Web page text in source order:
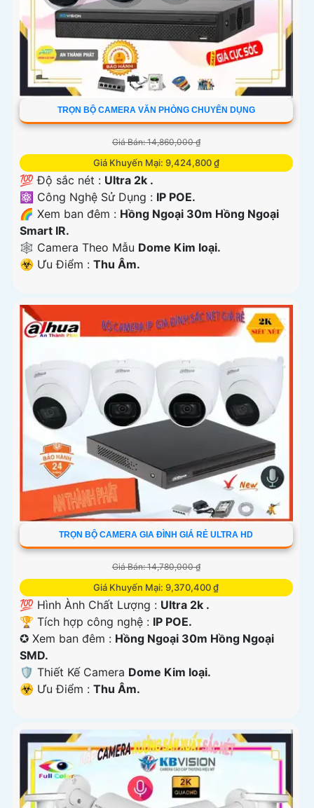
TRỌN BỘ CAMERA VĂN PHÒNG CHUYÊN DỤNG
Giá Bán: 14,860,000 ₫
Giá Khuyến Mại: 9,424,800 ₫
💯 Độ sắc nét : Ultra 2k .
⚛️ Công Nghệ Sử Dụng : IP POE.
🌈 Xem ban đêm : Hồng Ngoại 30m Hồng Ngoại
Smart IR.
🕸️ Camera Theo Mẫu Dome Kim loại.
️☣️ Ưu Điểm : Thu Âm.
TRỌN BỘ CAMERA GIA ĐÌNH GIÁ RẺ ULTRA HD
Giá Bán: 14,780,000 ₫
Giá Khuyến Mại: 9,370,400 ₫
💯 Hình Ành Chất Lượng : Ultra 2k .
🏆 Tích hợp công nghệ : IP POE.
✪ Xem ban đêm : Hồng Ngoại 30m Hồng Ngoại
SMD.
🛡 Thiết Kế Camera Dome Kim loại.
️☣️ Ưu Điểm : Thu Âm.